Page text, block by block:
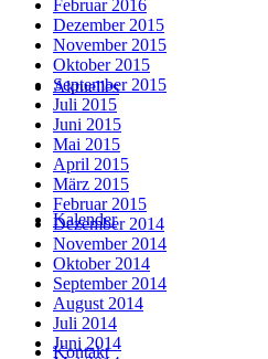
Aktuelles
Kalender
Kontakt
Februar 2016
Dezember 2015
November 2015
Oktober 2015
September 2015
Juli 2015
Juni 2015
Mai 2015
April 2015
März 2015
Februar 2015
Dezember 2014
November 2014
Oktober 2014
September 2014
August 2014
Juli 2014
Juni 2014